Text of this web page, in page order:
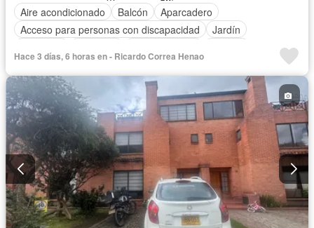
Aire acondicionado
Balcón
Aparcadero
Acceso para personas con discapacidad
Jardín
Ascensor
Gas natural
Vista panorámica
Seguridad privada
Piscina
Hace 3 días, 6 horas en - Ricardo Correa Henao